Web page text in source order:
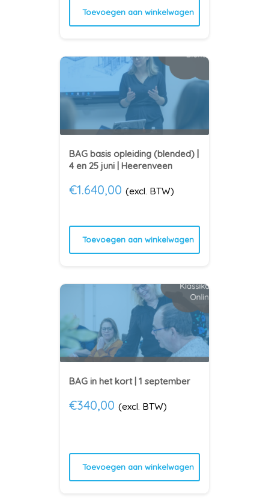
Toevoegen aan winkelwagen
BAG basis opleiding (blended) |
4 en 25 juni | Heerenveen
€1.640,00 (excl. BTW)
Toevoegen aan winkelwagen
BAG in het kort | 1 september
€340,00 (excl. BTW)
Toevoegen aan winkelwagen